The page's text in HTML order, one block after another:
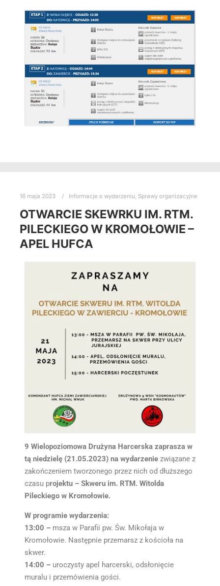
16 maja 2023 Informacje o wydarzeniu Sprawy organizacyjne
OTWARCIE SKEWRKU IM. RTM.
PILECKIEGO W KROMOŁOWIE –
APEL HUFCA
9 Wielopoziomowa Drużyna Harcerska zaprasza w
tą niedzielę (21.05.2023) na wydarzenie związane z
zakończeniem tworzonego przez nich od dłuższego
czasu projektu – Skweru im. RTM. Witolda
Pileckiego w Kromołowie.
W programie wydarzenia:
13:00 – msza w Parafii pw. Św. Mikołaja w
Kromołowie. Następnie przemarsz z kościoła na
skwer.
14:00 – uroczysty apel harcerski, odsłonięcie
muralu i przemówienia gości.